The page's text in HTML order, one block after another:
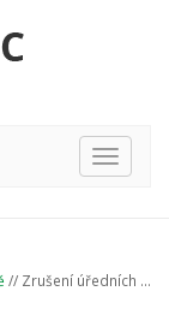
Hlavní
nabídka
// Zrušení úředních ...